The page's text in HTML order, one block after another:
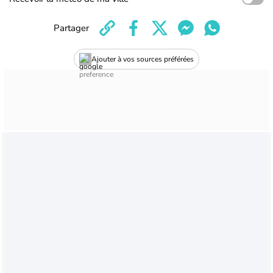
Ajouter à vos sources préférées
Partager